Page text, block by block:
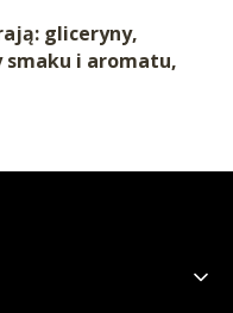
gliceryny,
smaku i aromatu,